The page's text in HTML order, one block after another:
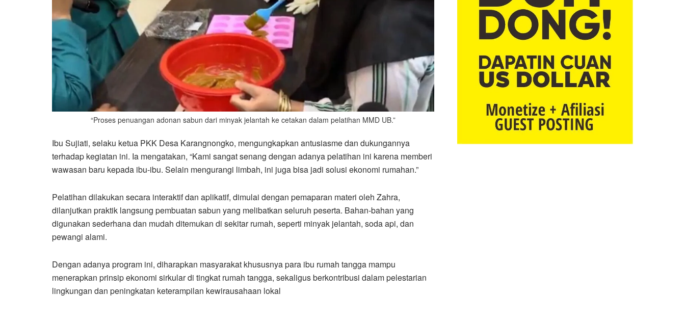
“Proses penuangan adonan sabun dari minyak jelantah ke cetakan dalam pelatihan MMD UB.”
Ibu Sujiati, selaku ketua PKK Desa Karangnongko, mengungkapkan antusiasme dan dukungannya
terhadap kegiatan ini. Ia mengatakan, “Kami sangat senang dengan adanya pelatihan ini karena memberi
wawasan baru kepada ibu-ibu. Selain mengurangi limbah, ini juga bisa jadi solusi ekonomi rumahan.”
Pelatihan dilakukan secara interaktif dan aplikatif, dimulai dengan pemaparan materi oleh Zahra,
dilanjutkan praktik langsung pembuatan sabun yang melibatkan seluruh peserta. Bahan-bahan yang
digunakan sederhana dan mudah ditemukan di sekitar rumah, seperti minyak jelantah, soda api, dan
pewangi alami.
Dengan adanya program ini, diharapkan masyarakat khususnya para ibu rumah tangga mampu
menerapkan prinsip ekonomi sirkular di tingkat rumah tangga, sekaligus berkontribusi dalam pelestarian
lingkungan dan peningkatan keterampilan kewirausahaan lokal